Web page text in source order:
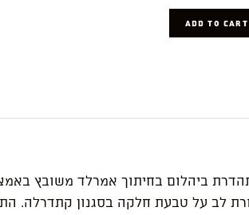
ADD TO CART
לב על טבעת חלקה בסגנון קתדרלה.